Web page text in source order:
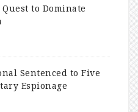
to Dominate
Sentenced to Five
Espionage